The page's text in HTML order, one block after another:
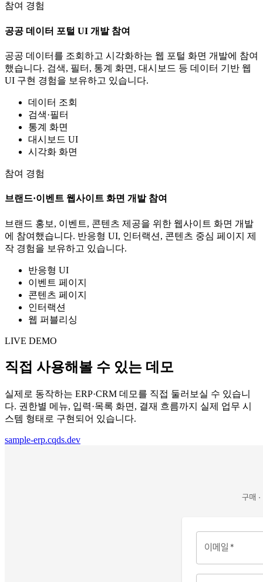
참여 경험
공공 데이터 포털 UI 개발 참여
공공 데이터를 조회하고 시각화하는 웹 포털 화면 개발에 참여
했습니다. 검색, 필터, 통계 화면, 대시보드 등 데이터 기반 웹
UI 구현 경험을 보유하고 있습니다.
데이터 조회
검색·필터
통계 화면
대시보드 UI
시각화 화면
참여 경험
브랜드·이벤트 웹사이트 화면 개발 참여
브랜드 홍보, 이벤트, 콘텐츠 제공을 위한 웹사이트 화면 개발
에 참여했습니다. 반응형 UI, 인터랙션, 콘텐츠 중심 페이지 제
작 경험을 보유하고 있습니다.
반응형 UI
이벤트 페이지
콘텐츠 페이지
인터랙션
웹 퍼블리싱
LIVE DEMO
직접 사용해볼 수 있는 데모
실제로 동작하는 ERP·CRM 데모를 직접 둘러보실 수 있습니
다. 권한별 메뉴, 입력·목록 화면, 결재 흐름까지 실제 업무 시
스템 형태로 구현되어 있습니다.
sample-erp.cqds.dev